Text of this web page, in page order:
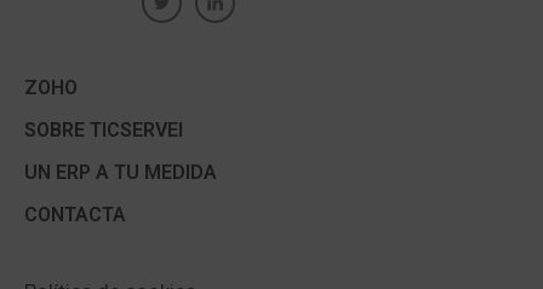
ZOHO
SOBRE TICSERVEI
UN ERP A TU MEDIDA
CONTACTA